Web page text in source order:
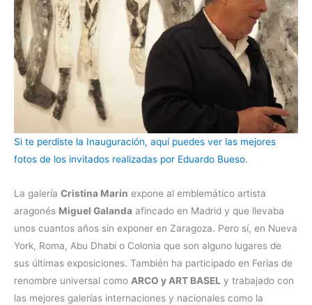
Si te perdiste la Inauguración, aquí puedes ver las mejores
fotos de los invitados realizadas por Eduardo Bueso.
La galería Cristina Marín expone al emblemático artista
aragonés Miguel Galanda afincado en Madrid y que llevaba
unos cuantos años sin exponer en Zaragoza. Pero sí, en Nueva
York, Roma, Abu Dhabi o Colonia que son alguno lugares de
sus últimas exposiciones. También ha participado en Ferias de
renombre universal como ARCO y ART BASEL y trabajado con
las mejores galerías internaciones y nacionales como la